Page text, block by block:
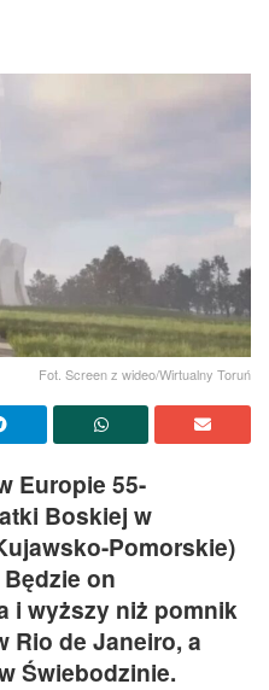
Fot. Screen z wideo/Wirtualny Toruń
Europie 55-
Boskiej w
Pomorskie)
on
i wyższy niż pomnik
Rio de Janeiro, a
Świebodzinie.